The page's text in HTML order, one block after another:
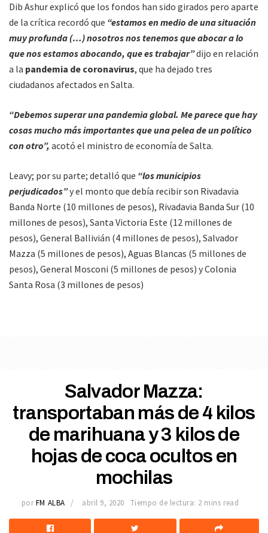
Dib Ashur explicó que los fondos han sido girados pero aparte
de la crítica recordó que “estamos en medio de una situación
muy profunda (…) nosotros nos tenemos que abocar a lo
que nos estamos abocando, que es trabajar”dijo en relación
a la pandemia de coronavirus, que ha dejado tres
ciudadanos afectados en Salta.
“Debemos superar una pandemia global. Me parece que hay
cosas mucho más importantes que una pelea de un político
con otro”, acotó el ministro de economía de Salta.
Leavy; por su parte; detalló que “los municipios
perjudicados”y el monto que debía recibir son Rivadavia
Banda Norte (10 millones de pesos), Rivadavia Banda Sur (10
millones de pesos), Santa Victoria Este (12 millones de
pesos), General Ballivián (4 millones de pesos), Salvador
Mazza (5 millones de pesos), Aguas Blancas (5 millones de
pesos), General Mosconi (5 millones de pesos) y Colonia
Santa Rosa (3 millones de pesos)
Salvador Mazza:
transportaban más de 4 kilos
de marihuana y 3 kilos de
hojas de coca ocultos en
mochilas
por FM ALBA abril 9, 2020 Tiempo de lectura: 2 mins read